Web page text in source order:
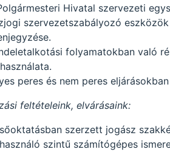
Hivatal szervezeti
szervezetszabályozó
folyamatokban való
peres és nem peres
feltételeink, elvárásaink:
szerzett jogász
szintű számítógépes